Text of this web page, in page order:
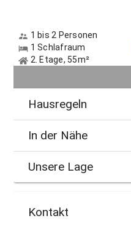
1 bis 2 Personen
1 Schlafraum
2. Etage, 55m²
Hausregeln
In der Nähe
Unsere Lage
Kontakt